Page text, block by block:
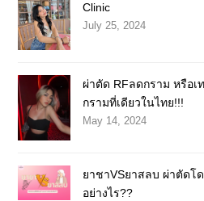
Clinic
July 25, 2024
ผ่าตัด RFลดกราม หรือเ
กรามที่เดียวในไทย!!!
May 14, 2024
ยาชาVSยาสลบ ผ่าตัดโ
อย่างไร??